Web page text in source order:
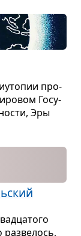
про­
Госу­
Эры
раз­ве­лось,